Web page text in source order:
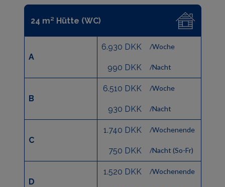
24 m² Hütte (WC)
A
6.930 DKK /Woche
990 DKK /Nacht
B
6.510 DKK /Woche
930 DKK /Nacht
C
1.740 DKK /Wochenende
750 DKK /Nacht (So-Fr)
D
1.520 DKK /Wochenende